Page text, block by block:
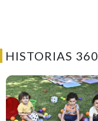
HISTORIAS 360